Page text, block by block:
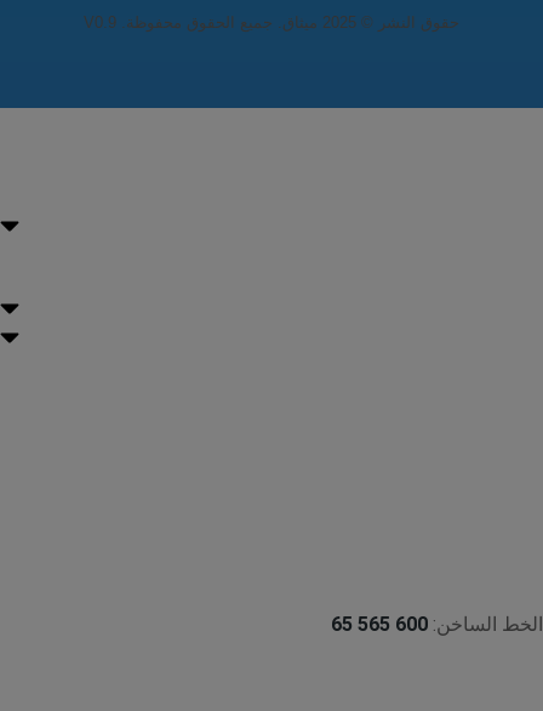
حقوق النشر © 2025 ميثاق. جميع الحقوق محفوظة. V0.9
الخط الساخن: 600 565 65